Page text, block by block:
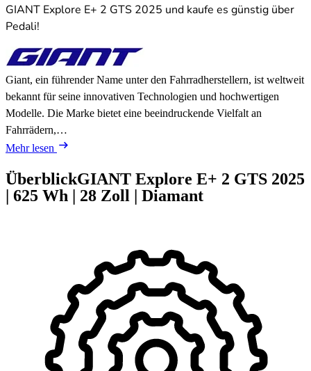
GIANT Explore E+ 2 GTS 2025 und kaufe es günstig über
Pedali!
Giant, ein führender Name unter den Fahrradherstellern, ist weltweit
bekannt für seine innovativen Technologien und hochwertigen
Modelle. Die Marke bietet eine beeindruckende Vielfalt an
Fahrrädern,…
Mehr lesen
ÜberblickGIANT Explore E+ 2 GTS 2025
| 625 Wh | 28 Zoll | Diamant